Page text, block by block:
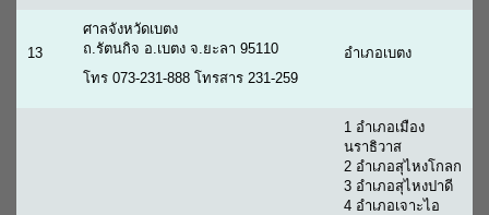
13
ศาลจังหวัดเบตง
ถ.รัตนกิจ อ.เบตง จ.ยะลา 95110
โทร 073-231-888 โทรสาร 231-259
อำเภอเบตง
1 อำเภอเมือง
นราธิวาส
2 อำเภอสุไหงโกลก
3 อำเภอสุไหงปาดี
4 อำเภอเจาะไอ